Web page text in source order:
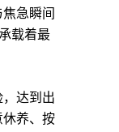
急瞬间
载着最
达到出
休养、按